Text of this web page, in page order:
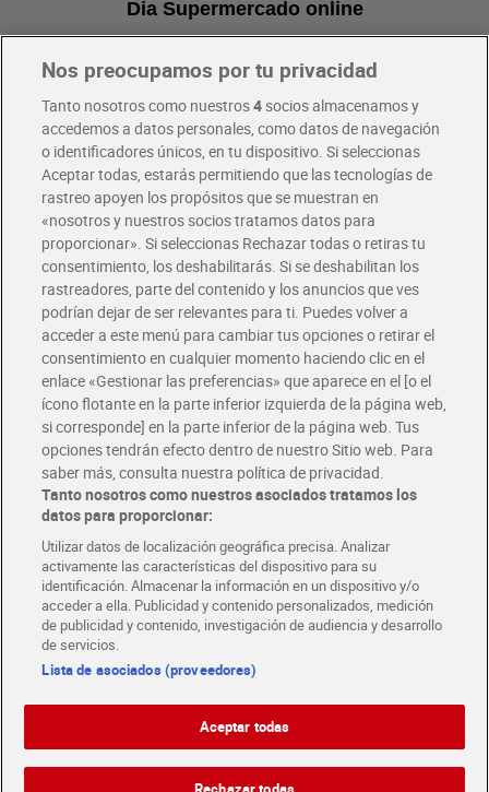
Dia Supermercado online
Pide hoy, recibe hoy
Envío gratis por compras superiores a 100€
Envío estandar por 4,99€
Glovo y Uber Eats
Solicita tu factura de Glovo o Uber Eats
Únete al CLUB Dia
Disfruta las ventajas y ofertas exclusivas.
Descárgate la APP Dia
Folletos y Tiendas
Descubre las mejores ofertas y busca tu tienda más cercana
Tarjeta MaX Dia
Te devuelve hasta 8€/mes de tus compras.
¡Solicita tu tarjeta de crédito aquí!
COMER MEJOR CADA DIA
COLABORA CON DIA ABRE TU TIENDA DIA CORPORATE
Nos preocupamos por tu privacidad
Tanto nosotros como nuestros4socios almacenamos y
accedemos a datos personales, como datos de navegación
o identificadores únicos, en tu dispositivo. Si seleccionas
Aceptar todas, estarás permitiendo que las tecnologías de
rastreo apoyen los propósitos que se muestran en
«nosotros y nuestros socios tratamos datos para
proporcionar». Si seleccionas Rechazar todas o retiras tu
consentimiento, los deshabilitarás. Si se deshabilitan los
rastreadores, parte del contenido y los anuncios que ves
podrían dejar de ser relevantes para ti. Puedes volver a
acceder a este menú para cambiar tus opciones o retirar el
consentimiento en cualquier momento haciendo clic en el
enlace «Gestionar las preferencias» que aparece en el [o el
ícono flotante en la parte inferior izquierda de la página web,
si corresponde] en la parte inferior de la página web. Tus
opciones tendrán efecto dentro de nuestro Sitio web. Para
saber más, consulta nuestra política de privacidad.
Tanto nosotros como nuestros asociados tratamos los
datos para proporcionar:
Utilizar datos de localización geográfica precisa. Analizar
activamente las características del dispositivo para su
identificación. Almacenar la información en un dispositivo y/o
acceder a ella. Publicidad y contenido personalizados, medición
de publicidad y contenido, investigación de audiencia y desarrollo
de servicios.
Lista de asociados (proveedores)
Aceptar todas